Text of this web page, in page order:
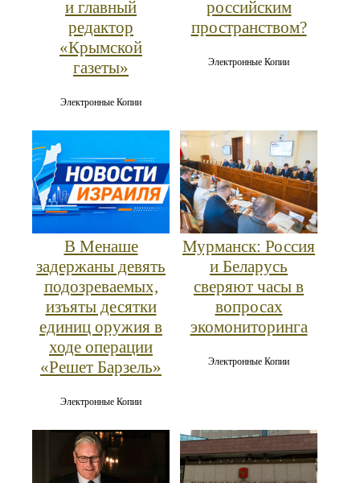
и главный
редактор
«Крымской
газеты»
Электронные Копии
российским
пространством?
Электронные Копии
В Менаше
задержаны девять
подозреваемых,
изъяты десятки
единиц оружия в
ходе операции
«Решет Барзель»
Электронные Копии
Мурманск: Россия
и Беларусь
сверяют часы в
вопросах
экомониторинга
Электронные Копии